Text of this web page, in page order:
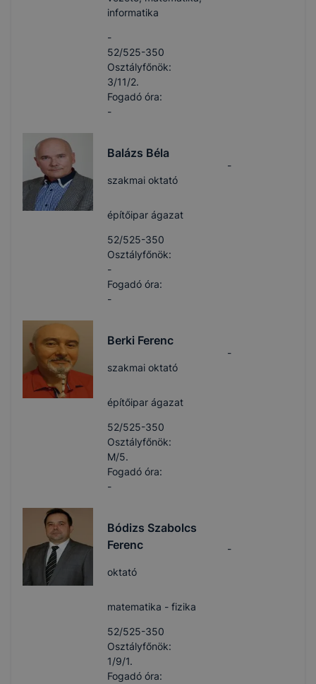
informatika
-
52/525-350
Osztályfőnök:
3/11/2.
Fogadó óra:
-
Balázs Béla
szakmai oktató
építőipar ágazat
-
52/525-350
Osztályfőnök:
-
Fogadó óra:
-
Berki Ferenc
szakmai oktató
építőipar ágazat
-
52/525-350
Osztályfőnök:
M/5.
Fogadó óra:
-
Bódizs Szabolcs
Ferenc
oktató
matematika - fizika
-
52/525-350
Osztályfőnök:
1/9/1.
Fogadó óra: